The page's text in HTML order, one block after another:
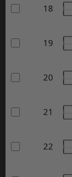
18
19
20
21
22